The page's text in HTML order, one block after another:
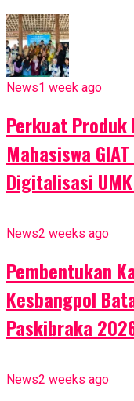
News1 week ago
Perkuat Produk
Mahasiswa
Digitalisasi
News2 weeks ago
Pembentukan
Kesbangpol
Paskibraka
News2 weeks ago